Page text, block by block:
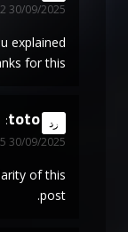
30/09/2025 at 19:52
explained
for this.
toto
says:
30/09/2025 at 19:05
رد
of this
post.